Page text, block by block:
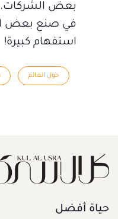
بعض الشركات.
في صنع بعض
استفهام كبيرة!
حول العالم
حياة أفضل